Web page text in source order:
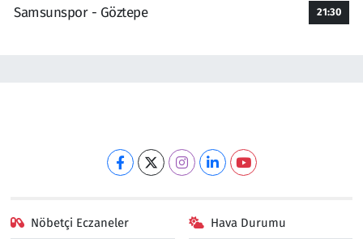
Samsunspor - Göztepe
21:30
Nöbetçi Eczaneler Hava Durumu